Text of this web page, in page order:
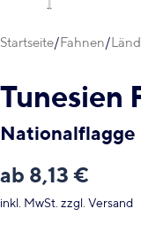
Startseite Fahnen
Tunesien
ab 8,13 €
inkl. MwSt. zzgl. Versand